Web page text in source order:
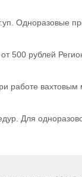
Одноразовые
500 рублей
работе
Для